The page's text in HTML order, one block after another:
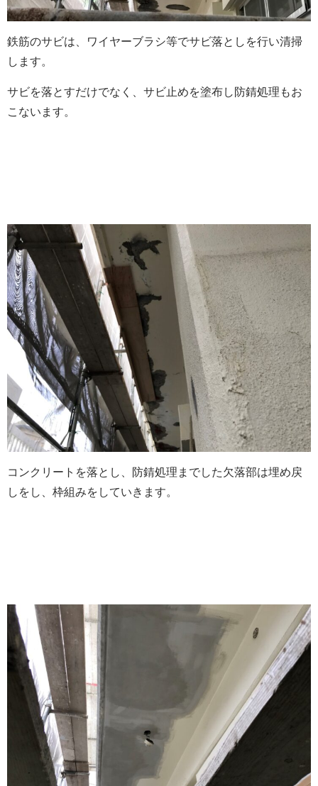
鉄筋のサビは、ワイヤーブラシ等でサビ落としを行い清掃
します。
サビを落とすだけでなく、サビ止めを塗布し防錆処理もお
こないます。
コンクリートを落とし、防錆処理までした欠落部は埋め戻
しをし、枠組みをしていきます。